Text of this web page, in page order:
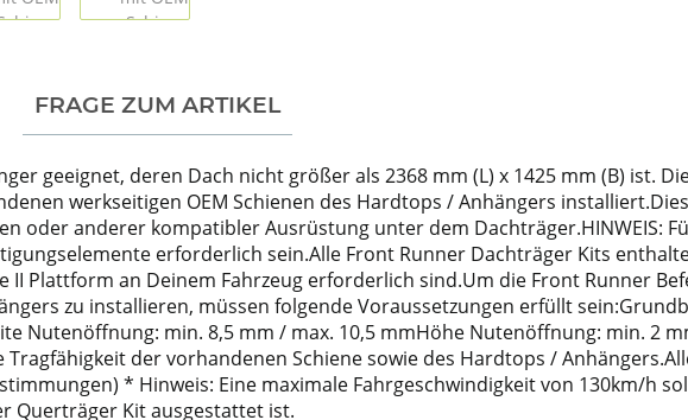
FRAGE ZUM ARTIKEL
geeignet, deren Dach nicht größer als 2368 mm (L) x 1425 mm (B) ist.
werkseitigen OEM Schienen des Hardtops / Anhängers
oder anderer kompatibler Ausrüstung unter dem Dachträger.HINWEIS:
erforderlich sein.Alle Front Runner Dachträger Kits
II Plattform an Deinem Fahrzeug erforderlich sind.Um die Front Runner
zu installieren, müssen folgende Voraussetzungen erfüllt
Nutenöffnung: min. 8,5 mm / max. 10,5 mmHöhe Nutenöffnung: min. 2
der vorhandenen Schiene sowie des Hardtops /
* Hinweis: Eine maximale Fahrgeschwindigkeit von 130km/h
Querträger Kit ausgestattet ist.